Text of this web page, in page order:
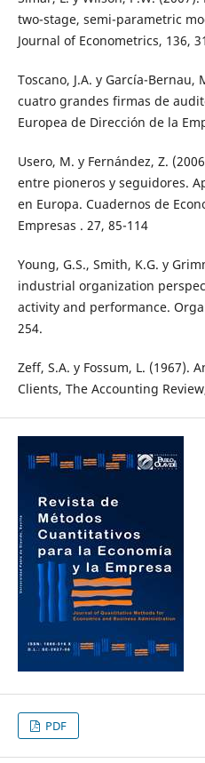
two-stage, semi-parametric
Journal of Econometrics, 136,
Toscano, J.A. y García-Bernau,
cuatro grandes firmas de
Europea de Dirección de la
Usero, M. y Fernández, Z.
entre pioneros y seguidores.
en Europa. Cuadernos de
Empresas . 27, 85-114
Young, G.S., Smith, K.G. y
industrial organization
activity and performance.
254.
Zeff, S.A. y Fossum, L. (1967).
Clients, The Accounting
PDF